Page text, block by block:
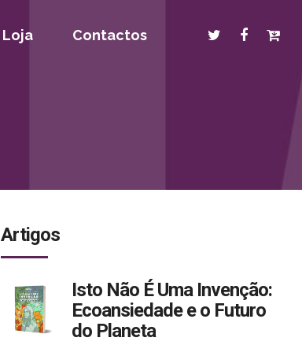
Loja Contactos
Artigos
Isto Não É Uma Invenção:
Ecoansiedade e o Futuro
do Planeta